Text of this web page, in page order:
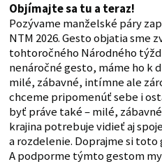
Objímajte sa tu a teraz!
Pozývame manželské páry
NTM 2026. Gesto objatia sme
tohtoročného Národného
nenáročné gesto, máme ho k
milé, zábavné, intímne ale
chceme pripomenúť sebe i
byť práve také – milé,
krajina potrebuje vidieť aj
a rozdelenie. Doprajme si
A podporme týmto gestom